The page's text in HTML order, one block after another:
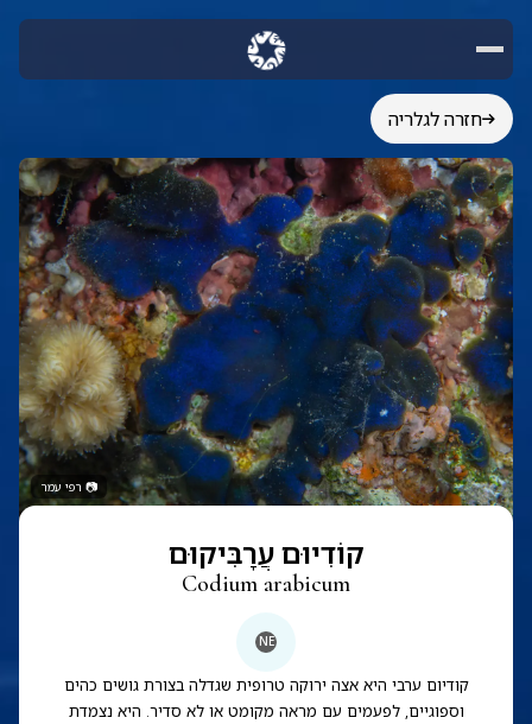
חזרה לגלריה
📷 רפי עמר
קוֹדִיוּם עֲרָבִּיקוּם
Codium arabicum
NE
קודיום ערבי היא אצה ירוקה טרופית שגדלה בצורת גושים כהים
וספוגיים, לפעמים עם מראה מקומט או לא סדיר. היא נצמדת